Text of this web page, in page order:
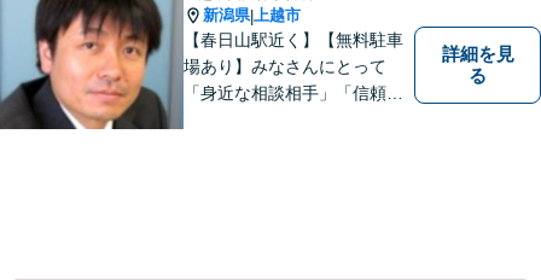
新潟県|上越市
【春日山駅近く】【無料駐車
場あり】みなさんにとって
「身近な相談相手」「信頼で
詳細を見
る